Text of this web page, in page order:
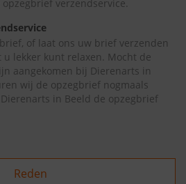
verzendservice.
of laat ons uw brief verzenden
u lekker kunt relaxen. Mocht de
aangekomen bij Dierenarts in
wij de opzegbrief nogmaals
in Beeld de opzegbrief
Reden